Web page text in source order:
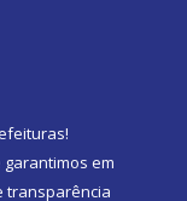
!
em
transparência